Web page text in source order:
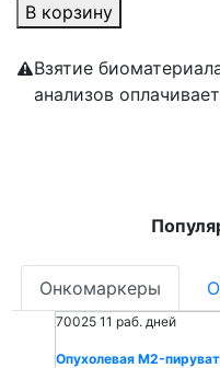
В корзину
Взятие
анализов
Онкомаркеры
70025 11 раб. дней
Опухолевая M2-